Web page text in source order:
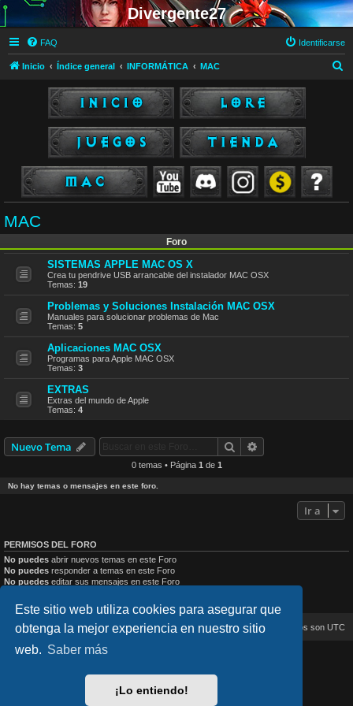
Este sitio web utiliza cookies para asegurar que
obtenga la mejor experiencia en nuestro sitio
web. Saber más
¡Lo entiendo!
Divergente27
FAQ Identificarse
Inicio Índice general INFORMÁTICA MAC
MAC
Foro
SISTEMAS APPLE MAC OS X
Crea tu pendrive USB arrancable del instalador MAC OSX
Temas: 19
Problemas y Soluciones Instalación MAC OSX
Manuales para solucionar problemas de Mac
Temas: 5
Aplicaciones MAC OSX
Programas para Apple MAC OSX
Temas: 3
EXTRAS
Extras del mundo de Apple
Temas: 4
Nuevo Tema Buscar
0 temas • Página 1 de 1
No hay temas o mensajes en este foro.
Ir a
PERMISOS DEL FORO
No puedes abrir nuevos temas en este Foro
No puedes responder a temas en este Foro
No puedes editar sus mensajes en este Foro
No puedes
enviar adjuntos en este Foro
Inicio Índice general Todos los horarios son UTC
Desarrollado porphpBB® Forum Software © phpBB Limited
phpBB España